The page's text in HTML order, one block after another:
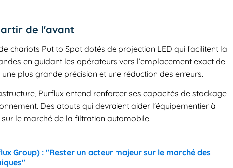
de l'avant
chariots Put to Spot dotés de projection LED qui facilitent la
en guidant les opérateurs vers l’emplacement exact de
plus grande précision et une réduction des erreurs.
Purflux entend renforcer ses capacités de stockage
Des atouts qui devraient aider l'équipementier à
le marché de la filtration automobile.
Group) : "Rester un acteur majeur sur le marché des